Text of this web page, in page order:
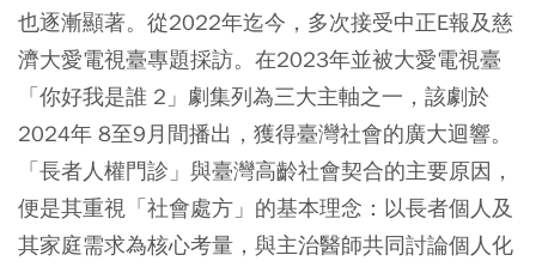
也逐漸顯著。從2022年迄今，多次接受中正E報及慈
濟大愛電視臺專題採訪。在2023年並被大愛電視臺
「你好我是誰 2」劇集列為三大主軸之一，該劇於
2024年 8至9月間播出，獲得臺灣社會的廣大迴響。
「長者人權門診」與臺灣高齡社會契合的主要原因，
便是其重視「社會處方」的基本理念：以長者個人及
其家庭需求為核心考量，與主治醫師共同討論個人化